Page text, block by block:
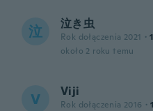
泣 泣き虫
Rok dołączenia 2021 ·
około 2 roku temu
V Viji
Rok dołączenia 2016 ·